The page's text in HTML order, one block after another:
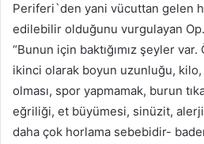
Periferi`den yani vücuttan gelen
edilebilir olduğunu vurgulayan
“Bunun için baktığımız şeyler
ikinci olarak boyun uzunluğu,
olması, spor yapmamak, burun
eğriliği, et büyümesi, sinüzit,
daha çok horlama sebebidir-